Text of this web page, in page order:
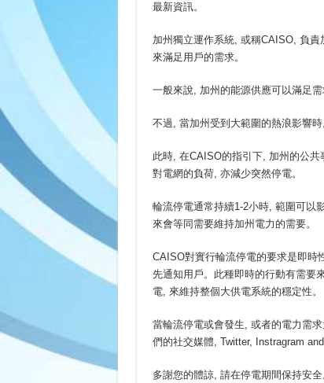
最新資訊。
加州獨立運作系統, 或稱CAISO, 負
來滿足用戶的需求。
一般來說, 加州的能源供應可以滿足需
不過, 當加州受到大範圍的熱浪影響
此時, 在CAISO的指引下, 加州的公
對電網的負荷, 亦減少突然停電。
輪流停電通常持續1-2小時, 範圍可以
來會等同需要維持加州電力的需要。
CAISO對實行輪流停電的要求是即時
先通知用戶。此種即時的行動有需要
電, 來維持整個大供電系統的穩定性。
當輪流停電或會發生, 或者的電力需
們的社交媒體, Twitter, Instragram
多謝您的體諒, 請在停電期間保持安全